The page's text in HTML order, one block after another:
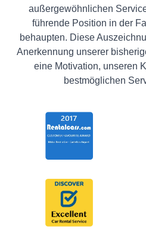
außergewöhnlichen
führende Position in der
behaupten. Diese
Anerkennung unserer
eine Motivation, unseren
bestmöglichen